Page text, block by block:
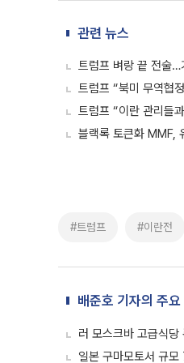
관련 뉴스
트럼프 벼랑 끝 전술…
트럼프 “북미 무역협
트럼프 “이란 관리들
블랙록 토큰화 MMF,
#트럼프 #이란전
배준호 기자의 주요
러 모스크바 고급식당
일본 구마모토서 규